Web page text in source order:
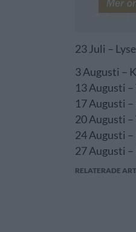
23 Juli –
3 Augusti –
13 Augusti –
17 Augusti
20 Augusti
24 Augusti
27 Augusti –
RELATERADE